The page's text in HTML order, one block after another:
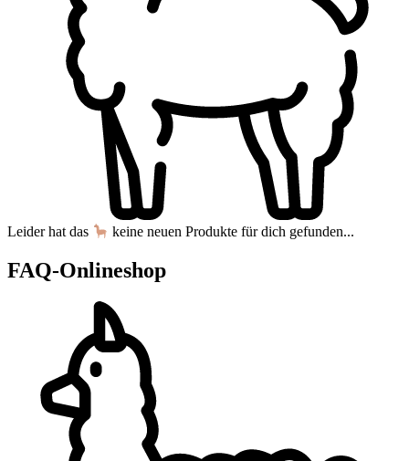
Leider hat das keine neuen Produkte für dich gefunden...
FAQ-Onlineshop